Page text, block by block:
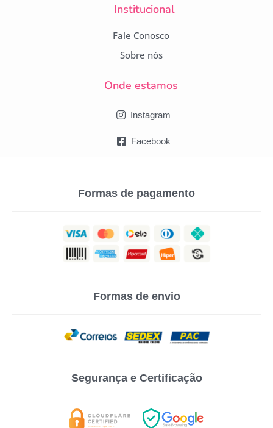
Institucional
Fale Conosco
Sobre nós
Onde estamos
Instagram
Facebook
Formas de pagamento
Formas de envio
Segurança e Certificação